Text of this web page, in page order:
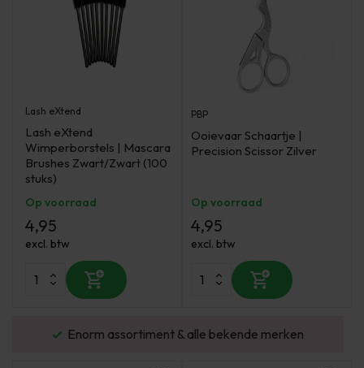
Lash eXtend
Lash eXtend
Wimperborstels | Mascara
Brushes Zwart/Zwart (100
stuks)
Op voorraad
4,95
excl. btw
PBP
Ooievaar Schaartje |
Precision Scissor Zilver
Op voorraad
4,95
excl. btw
Enorm assortiment & alle bekende merken